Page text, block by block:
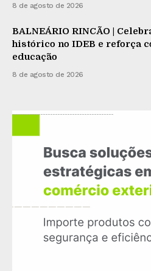
8 de agosto de 2026
BALNEÁRIO RINCÃO |
histórico no IDEB e reforça
educação
8 de agosto de 2026